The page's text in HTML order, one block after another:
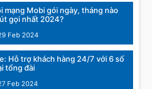
mạng Mobi gói ngày, tháng nào
gọi nhất 2024?
Feb 2024
Hỗ trợ khách hàng 24/7 với 6 số
tổng đài
Feb 2024